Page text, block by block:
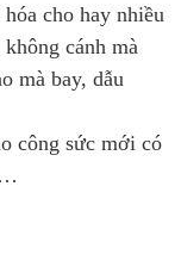
cho hay nhiều
cánh mà
mà bay, dẫu
công sức mới có